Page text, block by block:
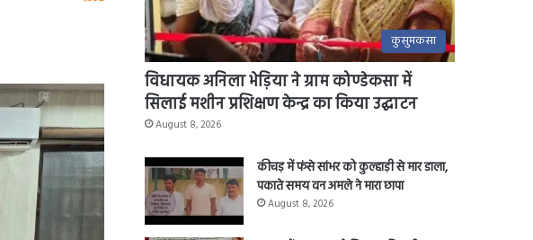
कुसुमकसा
विधायक अनिला भेड़िया ने ग्राम कोण्डेकसा में
सिलाई मशीन प्रशिक्षण केन्द्र का किया उद्घाटन
कीचड़ में फंसे सांभर को कुल्हाड़ी से मार डाला,
पकाते समय वन अमले ने मारा छापा